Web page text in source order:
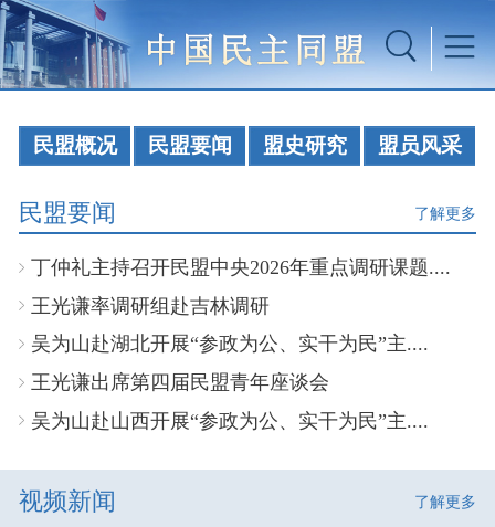
民盟概况 民盟要闻 盟史研究 盟员风采
民盟要闻 了解更多
丁仲礼主持召开民盟中央2026年重点调研课题....
王光谦率调研组赴吉林调研
吴为山赴湖北开展“参政为公、实干为民”主....
王光谦出席第四届民盟青年座谈会
吴为山赴山西开展“参政为公、实干为民”主....
视频新闻 了解更多